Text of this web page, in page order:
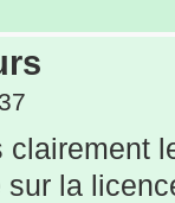
sur la